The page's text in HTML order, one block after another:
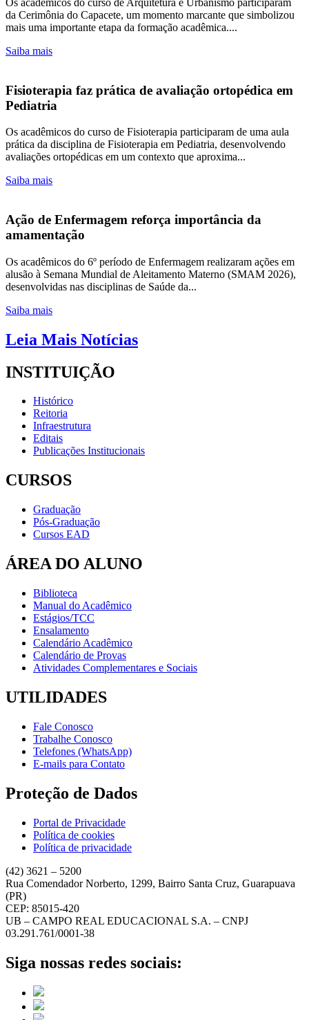
da Cerimônia do Capacete, um momento marcante que simbolizou
mais uma importante etapa da formação acadêmica....
Saiba mais
Fisioterapia faz prática de avaliação ortopédica em
Pediatria
Os acadêmicos do curso de Fisioterapia participaram de uma aula
prática da disciplina de Fisioterapia em Pediatria, desenvolvendo
avaliações ortopédicas em um contexto que aproxima...
Saiba mais
Ação de Enfermagem reforça importância da
amamentação
Os acadêmicos do 6º período de Enfermagem realizaram ações em
alusão à Semana Mundial de Aleitamento Materno (SMAM 2026),
desenvolvidas nas disciplinas de Saúde da...
Saiba mais
Leia Mais Notícias
INSTITUIÇÃO
Histórico
Reitoria
Infraestrutura
Editais
Publicações Institucionais
CURSOS
Graduação
Pós-Graduação
Cursos EAD
ÁREA DO ALUNO
Biblioteca
Manual do Acadêmico
Estágios/TCC
Ensalamento
Calendário Acadêmico
Calendário de Provas
Atividades Complementares e Sociais
UTILIDADES
Fale Conosco
Trabalhe Conosco
Telefones (WhatsApp)
E-mails para Contato
Proteção de Dados
Portal de Privacidade
Política de cookies
Política de privacidade
(42) 3621 – 5200
Rua Comendador Norberto, 1299, Bairro Santa Cruz, Guarapuava
(PR)
CEP: 85015-420
UB – CAMPO REAL EDUCACIONAL S.A. – CNPJ
03.291.761/0001-38
Siga nossas redes sociais: